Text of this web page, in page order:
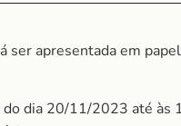
ser apresentada em
dia 20/11/2023 até